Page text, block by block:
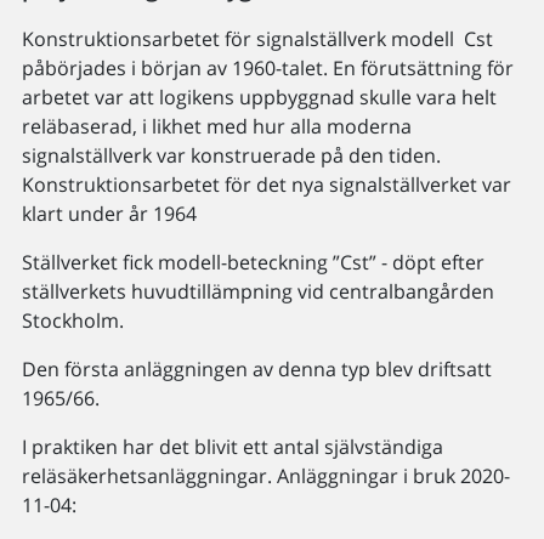
Konstruktionsarbetet för signalställverk modell Cst
påbörjades i början av 1960-talet. En förutsättning för
arbetet var att logikens uppbyggnad skulle vara helt
reläbaserad, i likhet med hur alla moderna
signalställverk var konstruerade på den tiden.
Konstruktionsarbetet för det nya signalställverket var
klart under år 1964
Ställverket fick modell-beteckning ”Cst” - döpt efter
ställverkets huvudtillämpning vid centralbangården
Stockholm.
Den första anläggningen av denna typ blev driftsatt
1965/66.
I praktiken har det blivit ett antal självständiga
reläsäkerhetsanläggningar. Anläggningar i bruk 2020-
11-04: